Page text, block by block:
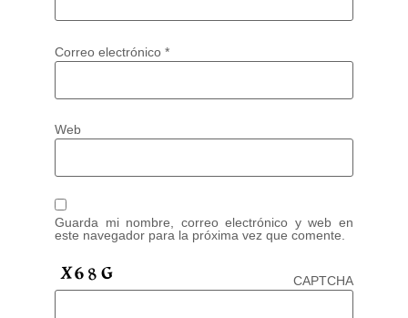
Correo electrónico *
Web
Guarda mi nombre, correo electrónico y web en
este navegador para la próxima vez que comente.
CAPTCHA